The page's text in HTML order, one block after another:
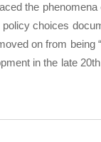
the
choices
on from being
in the late